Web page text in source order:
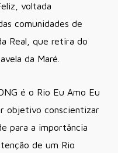
voltada
comunidades de
Real, que retira do
da Maré.
é o Rio Eu Amo Eu
objetivo conscientizar
para a importância
de um Rio